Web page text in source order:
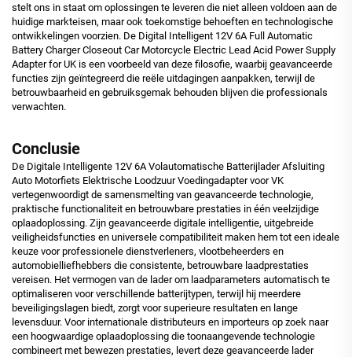
stelt ons in staat om oplossingen te leveren die niet alleen voldoen aan de
huidige markteisen, maar ook toekomstige behoeften en technologische
ontwikkelingen voorzien. De Digital Intelligent 12V 6A Full Automatic
Battery Charger Closeout Car Motorcycle Electric Lead Acid Power Supply
Adapter for UK is een voorbeeld van deze filosofie, waarbij geavanceerde
functies zijn geïntegreerd die reële uitdagingen aanpakken, terwijl de
betrouwbaarheid en gebruiksgemak behouden blijven die professionals
verwachten.
Conclusie
De Digitale Intelligente 12V 6A Volautomatische Batterijlader Afsluiting
Auto Motorfiets Elektrische Loodzuur Voedingadapter voor VK
vertegenwoordigt de samensmelting van geavanceerde technologie,
praktische functionaliteit en betrouwbare prestaties in één veelzijdige
oplaadoplossing. Zijn geavanceerde digitale intelligentie, uitgebreide
veiligheidsfuncties en universele compatibiliteit maken hem tot een ideale
keuze voor professionele dienstverleners, vlootbeheerders en
automobielliefhebbers die consistente, betrouwbare laadprestaties
vereisen. Het vermogen van de lader om laadparameters automatisch te
optimaliseren voor verschillende batterijtypen, terwijl hij meerdere
beveiligingslagen biedt, zorgt voor superieure resultaten en lange
levensduur. Voor internationale distributeurs en importeurs op zoek naar
een hoogwaardige oplaadoplossing die toonaangevende technologie
combineert met bewezen prestaties, levert deze geavanceerde lader